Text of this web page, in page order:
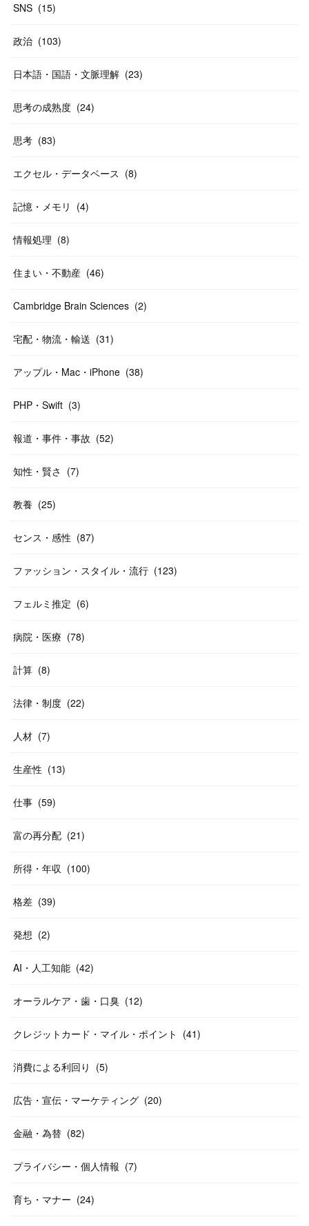
SNS (15)
政治 (103)
日本語・国語・文脈理解 (23)
思考の成熟度 (24)
思考 (83)
エクセル・データベース (8)
記憶・メモリ (4)
情報処理 (8)
住まい・不動産 (46)
Cambridge Brain Sciences (2)
宅配・物流・輸送 (31)
アップル・Mac・iPhone (38)
PHP・Swift (3)
報道・事件・事故 (52)
知性・賢さ (7)
教養 (25)
センス・感性 (87)
ファッション・スタイル・流行 (123)
フェルミ推定 (6)
病院・医療 (78)
計算 (8)
法律・制度 (22)
人材 (7)
生産性 (13)
仕事 (59)
富の再分配 (21)
所得・年収 (100)
格差 (39)
発想 (2)
AI・人工知能 (42)
オーラルケア・歯・口臭 (12)
クレジットカード・マイル・ポイント (41)
消費による利回り (5)
広告・宣伝・マーケティング (20)
金融・為替 (82)
プライバシー・個人情報 (7)
育ち・マナー (24)